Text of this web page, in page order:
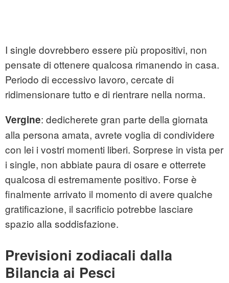
I single dovrebbero essere più propositivi, non
pensate di ottenere qualcosa rimanendo in casa.
Periodo di eccessivo lavoro, cercate di
ridimensionare tutto e di rientrare nella norma.
Vergine: dedicherete gran parte della giornata
alla persona amata, avrete voglia di condividere
con lei i vostri momenti liberi. Sorprese in vista per
i single, non abbiate paura di osare e otterrete
qualcosa di estremamente positivo. Forse è
finalmente arrivato il momento di avere qualche
gratificazione, il sacrificio potrebbe lasciare
spazio alla soddisfazione.
Previsioni zodiacali dalla
Bilancia ai Pesci